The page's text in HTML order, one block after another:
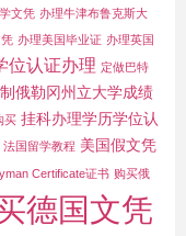
文凭 办理牛津布鲁克斯大
办理美国毕业证 办理英国
位认证办理 定做巴特
俄勒冈州立大学成绩
买 挂科办理学历学位认
法国留学教程 美国假文凭
Certificate证书 购买俄
德国文凭